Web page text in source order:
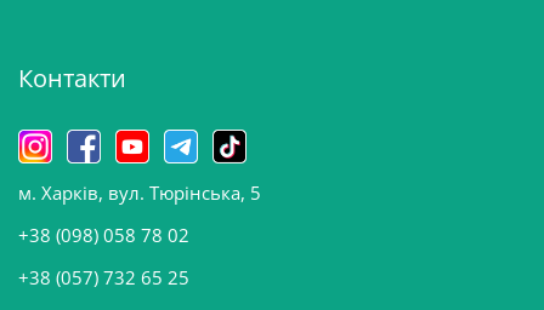
в
н
о
в
и
Контакти
м. Харків, вул. Тюрінська, 5
+38 (098) 058 78 02
+38 (057) 732 65 25